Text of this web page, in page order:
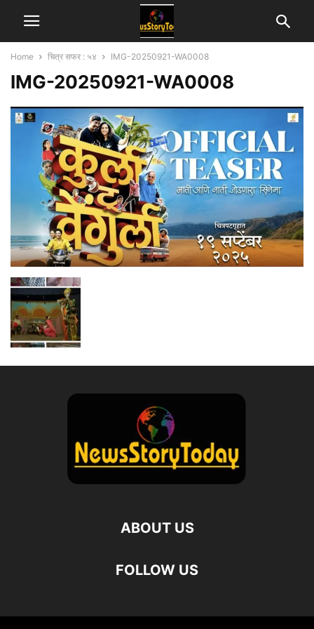
Home चित्र सफर : ५४ IMG-20250921-WA0008
IMG-20250921-WA0008
ABOUT US
FOLLOW US